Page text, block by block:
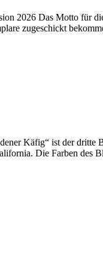
2026 Das Motto für
zugeschickt
Käfig“ ist der
Die Farben des